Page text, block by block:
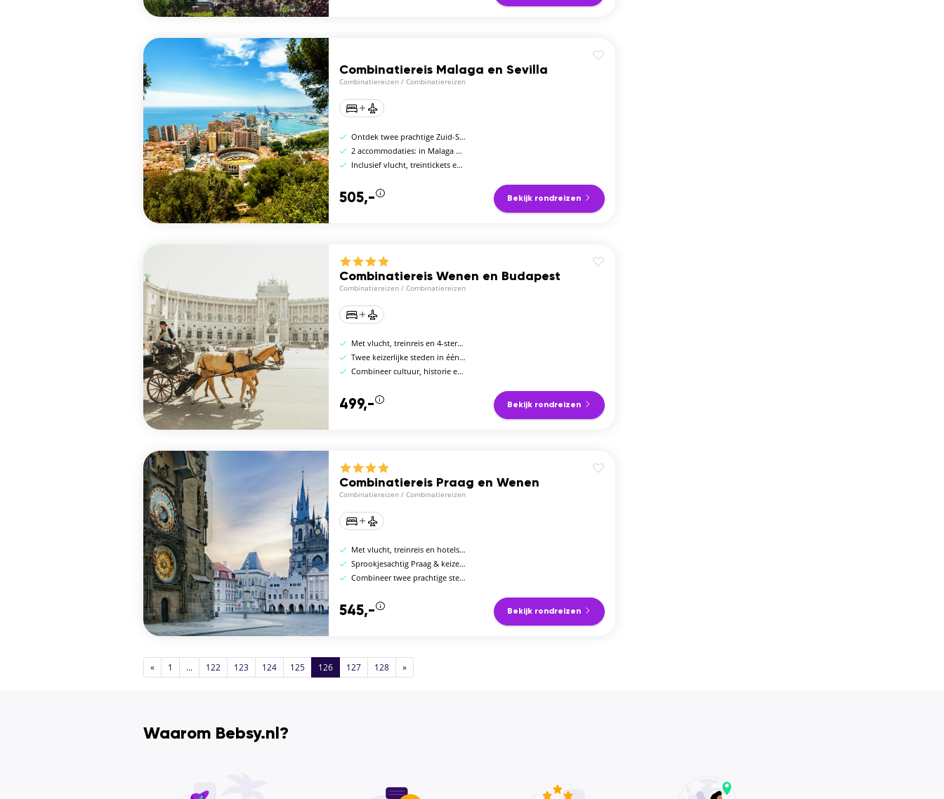
Combinatiereis Malaga en Sevilla
Combinatiereizen / Combinatiereizen
Ontdek twee prachtige Zuid-Spaanse steden
2 accommodaties: in Malaga en Sevilla
Inclusief vlucht, treintickets en accommodatie
505,- Bekijk rondreizen
Combinatiereis Wenen en Budapest
Combinatiereizen / Combinatiereizen
Met vlucht, treinreis en 4-sterren hotels
Twee keizerlijke steden in één reis
Combineer cultuur, historie en gastronomie
499,- Bekijk rondreizen
Combinatiereis Praag en Wenen
Combinatiereizen / Combinatiereizen
Met vlucht, treinreis en hotels en ontbijt
Sprookjesachtig Praag & keizerlijk Wenen
Combineer twee prachtige steden in 1 reis
545,- Bekijk rondreizen
« 1 ... 122 123 124 125 126 127 128 »
Waarom Bebsy.nl?